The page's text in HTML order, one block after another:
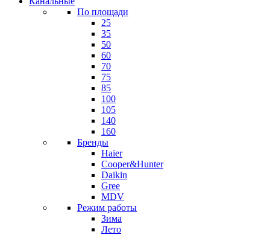
По площади
25
35
50
60
70
75
85
100
105
140
160
Бренды
Haier
Cooper&Hunter
Daikin
Gree
MDV
Режим работы
Зима
Лето